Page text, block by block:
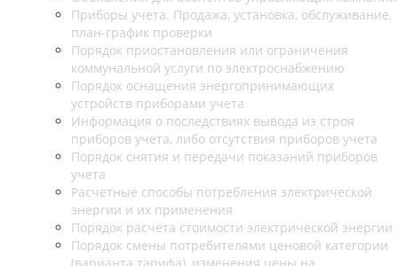
Приборы учета. Продажа, установка, обслуживание,
план-график проверки
Порядок приостановления или ограничения
коммунальной услуги по электроснабжению
Порядок оснащения энергопринимающих
устройств приборами учета
Информация о последствиях вывода из строя
приборов учета, либо отсутствия приборов учета
Порядок снятия и передачи показаний приборов
учета
Расчетные способы потребления электрической
энергии и их применения
Порядок расчета стоимости электрической энергии
Порядок смены потребителями ценовой категории